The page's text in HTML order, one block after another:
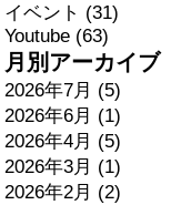
イベント (31)
Youtube (63)
月別アーカイブ
2026年7月 (5)
2026年6月 (1)
2026年4月 (5)
2026年3月 (1)
2026年2月 (2)